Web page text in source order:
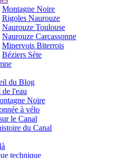
Montagne Noire
Rigoles Naurouze
Naurouze Toulouse
Naurouze Carcassonne
Minervois Biterrois
Béziers Sète
du Blog
l'eau
Noire
à vélo
le Canal
du Canal
technique